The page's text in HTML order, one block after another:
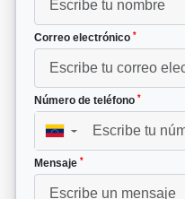
Correo electrónico *
Número de teléfono *
▼
Mensaje *